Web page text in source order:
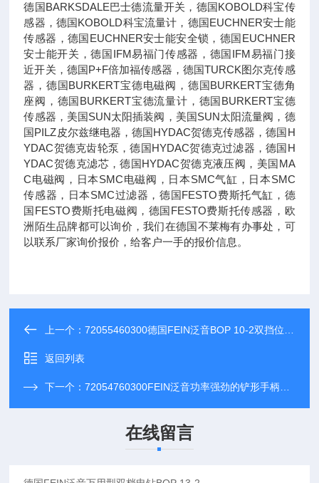
德国BARKSDALE巴士德流量开关，德国KOBOLD科宝传
感器，德国KOBOLD科宝流量计，德国EUCHNER安士能
传感器，德国EUCHNER安士能安全锁，德国EUCHNER
安士能开关，德国IFM易福门传感器，德国IFM易福门接
近开关，德国P+F倍加福传感器，德国TURCK图尔克传感
器，德国BURKERT宝德电磁阀，德国BURKERT宝德角
座阀，德国BURKERT宝德流量计，德国BURKERT宝德
传感器，美国SUN太阳插装阀，美国SUN太阳流量阀，德
国PILZ皮尔兹继电器，德国HYDAC贺德克传感器，德国H
YDAC贺德克齿轮泵，德国HYDAC贺德克过滤器，德国H
YDAC贺德克滤芯，德国HYDAC贺德克液压阀，美国MA
C电磁阀，日本SMC电磁阀，日本SMC气缸，日本SMC
传感器，日本SMC过滤器，德国FESTO费斯托气缸，德
国FESTO费斯托电磁阀，德国FESTO费斯托传感器，欧
洲陌生品牌都可以询价，我们在德国不莱梅有办事处，可
以联系厂家询价报价，给客户一手的报价信息。
上一个：72055460300德国FEIN泛音BOP 10-2双挡位手电钻
返回列表
下一个：72054760300FEIN泛音功率强劲的铲形手柄手电钻BOS 16
在线留言